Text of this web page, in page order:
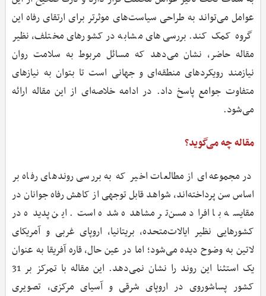
عوامل می‌تواند به طراحی سیاست‌های موثرتر برای ارتقای رفاه این
گروه کمک کند. بررسی‌های مشابه در کشورهای مختلف، نظیر
مقاله حاضر، نشان می‌دهد که مسائل مربوط به سلامت روان
نیازمند رویکردهای منطقه‌ای و جهانی است تا بتوان به نیازهای
متفاوت جوامع پاسخ داد. در ادامه خلاصه‌ای از این مقاله ارائه
می‌شود.
مقاله چه می‌گوید؟
در مجموعه‌ای از مطالعات اخیر که به بررسی روندهای رفاه بر
اساس سن پرداخته‌اند، شواهد قابل‌ توجهی از کاهش رفاه جوانان در
مقایسه با افراد مسن‌تر مشاهده شده است. این پدیده در
کشورهایی نظیر ایالات‌متحده، بریتانیا، اروپای غربی و آمریکای
لاتین به وضوح دیده می‌شود؛ اما در عین حال، قاره آفریقا به ‌عنوان
یک استثنا این روند را نشان نمی‌دهد. این مقاله با تمرکز بر 31
کشور پساشوروی در اروپای شرقی و آسیای مرکزی، تصویری